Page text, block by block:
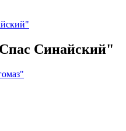
Синайский"